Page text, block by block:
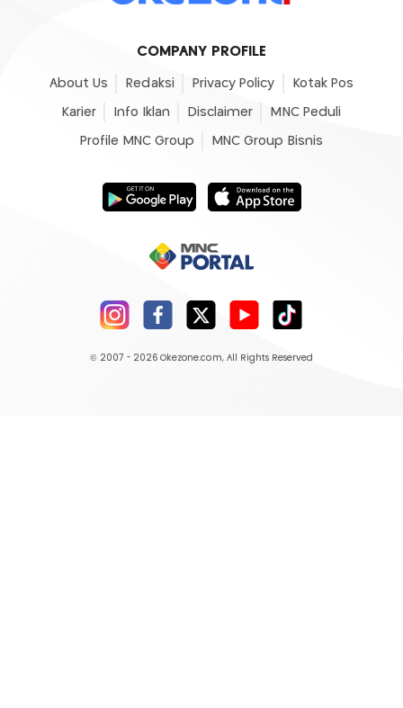
COMPANY PROFILE
About Us Redaksi Privacy Policy Kotak Pos
Karier Info Iklan Disclaimer MNC Peduli
Profile MNC Group MNC Group Bisnis
© 2007 - 2026 Okezone.com, All Rights Reserved